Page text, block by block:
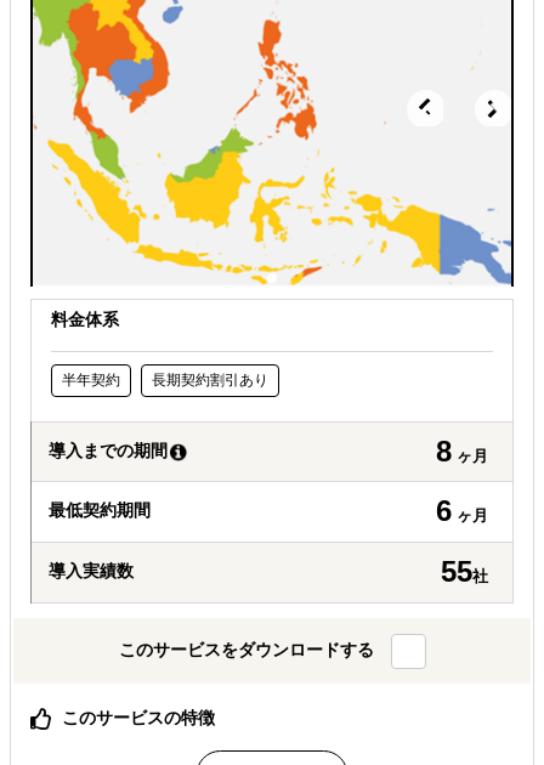
料金体系
半年契約 長期契約割引あり
導入までの期間 8 ヶ月
最低契約期間 6 ヶ月
導入実績数 55社
このサービスをダウンロードする
このサービスの特徴
【アジア市場で継続的取引を実現する仕組みづくり】